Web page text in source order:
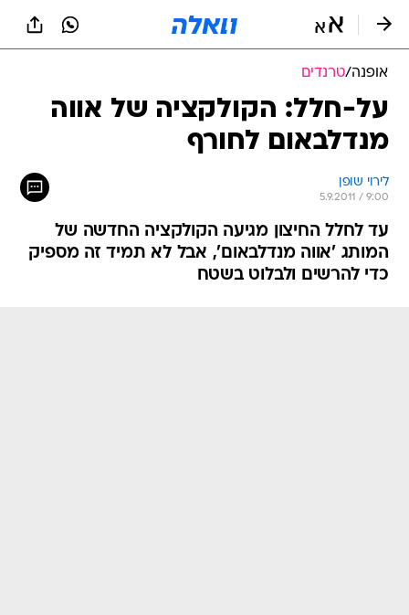
אופנה/טרנדים
על-חלל: הקולקציה של אווה
מנדלבאום לחורף
לירוי שופן
5.9.2011 / 9:00
עד לחלל החיצון מגיעה הקולקציה החדשה של
המותג 'אווה מנדלבאום', אבל לא תמיד זה מספיק
כדי להרשים ולבלוט בשטח